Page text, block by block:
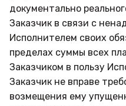
документально
Заказчик в связи с
Исполнителем своих
пределах суммы всех
Заказчиком в пользу
Заказчик не вправе
возмещения ему